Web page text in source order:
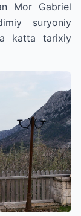
Mor Gabriel
suryoniy
katta tarixiy